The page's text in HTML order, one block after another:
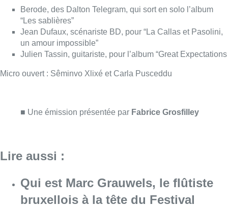
Lire aussi :
Qui est Marc Grauwels, le flûtiste
bruxellois à la tête du Festival
Classissimo?